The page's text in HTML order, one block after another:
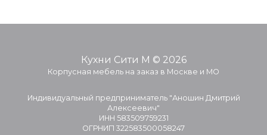
Кухни Сити М © 2026
Корпусная мебель на заказ в Москве и МО
Индивидуальный предприниматель "Аношин Дмитрий
Алексеевич"
ИНН 583509759231
ОГРНИП 322583500058247